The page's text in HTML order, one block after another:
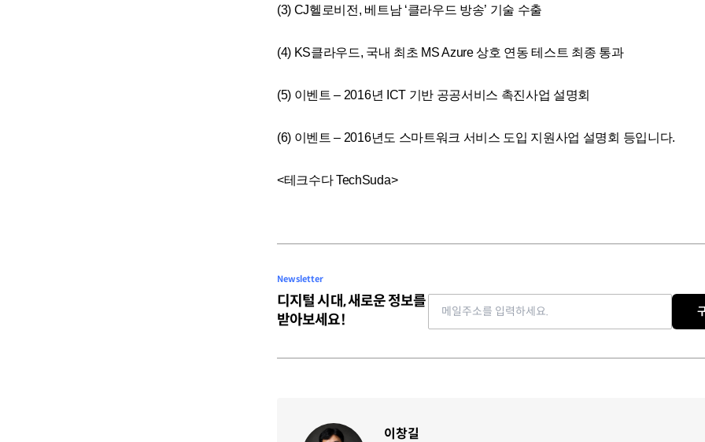
(3) CJ헬로비전, 베트남 ‘클라우드 방송’ 기술 수출
(4) KS클라우드, 국내 최초 MS Azure 상호 연동 테스트 최종 통과
(5) 이벤트 – 2016년 ICT 기반 공공서비스 촉진사업 설명회
(6) 이벤트 – 2016년도 스마트워크 서비스 도입 지원사업 설명회 등입니다.
<테크수다 TechSuda>
Newsletter
디지털 시대, 새로운 정보를
받아보세요!
Email address
이창길